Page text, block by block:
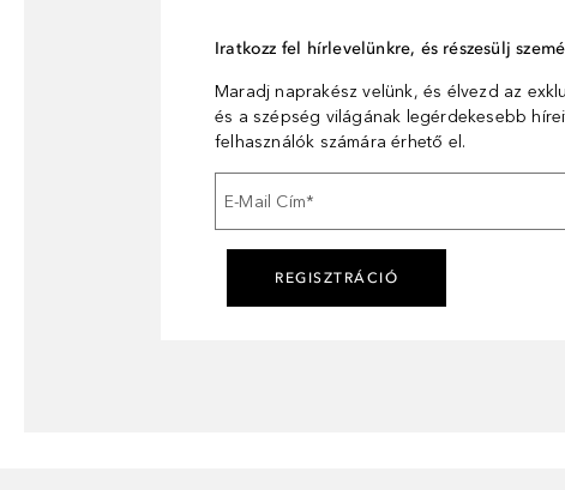
Iratkozz fel hírlevelünkre, és részesülj
Maradj naprakész velünk, és élvezd az
és a szépség világának legérdekesebb
felhasználók számára érhető el.
E-Mail Cím*
REGISZTRÁCIÓ